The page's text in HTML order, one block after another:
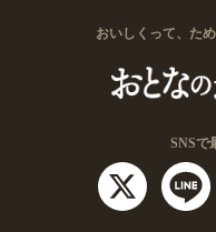
おいしくって、た
SNSで